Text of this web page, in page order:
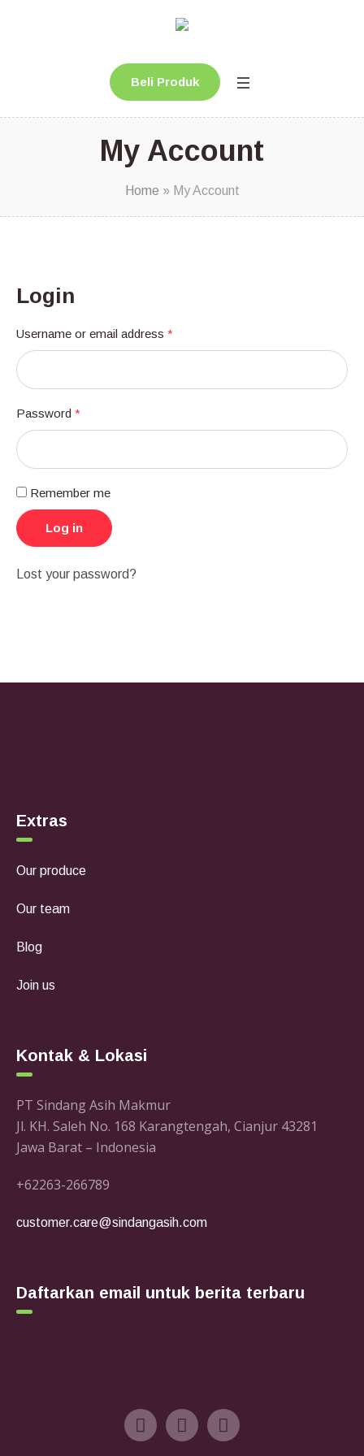
Beli Produk
My Account
Home » My Account
Login
Username or email address*
Password*
Remember me
Log in
Lost your password?
Extras
Our produce
Our team
Blog
Join us
Kontak & Lokasi
PT Sindang Asih Makmur
Jl. KH. Saleh No. 168 Karangtengah, Cianjur 43281
Jawa Barat – Indonesia
+62263-266789
customer.care@sindangasih.com
Daftarkan email untuk berita terbaru